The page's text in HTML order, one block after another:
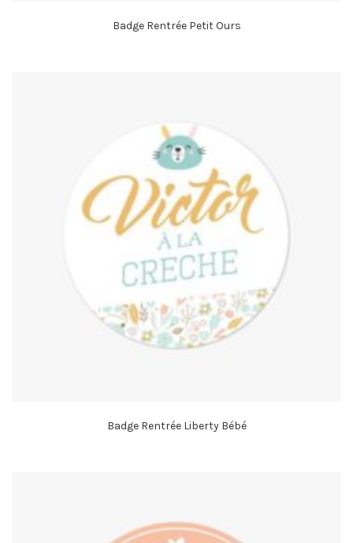
Badge Rentrée Petit Ours
Badge Rentrée Liberty Bébé